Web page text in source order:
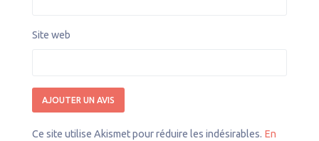
Site web
Ce site utilise Akismet pour réduire les indésirables. En